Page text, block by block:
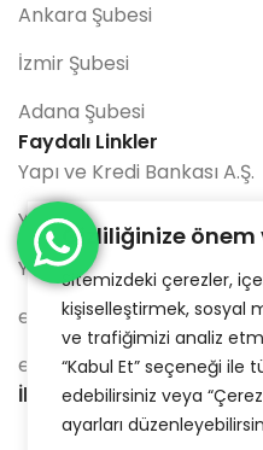
Gizliliğinize
Sitemizdeki çerezler,
kişiselleştirmek, sosyal
ve trafiğimizi analiz
“Kabul Et” seçeneği ile
edebilirsiniz veya
ayarları
Ankara Şubesi
İzmir Şubesi
Adana Şubesi
Faydalı Linkler
Yapı ve Kredi Bankası A.Ş.
YKB A.Ş. Emekli Sandığı
YKB Mensupları Para
e-devlet
e-nabiz
İletişim Bilgilerimiz: